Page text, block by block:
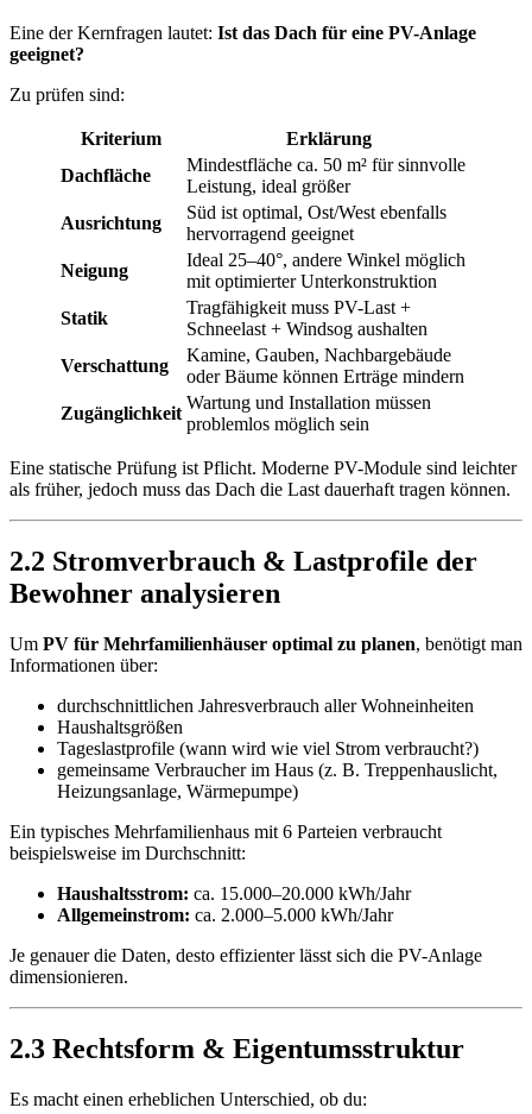
Eine der Kernfragen lautet: Ist das Dach für eine PV-Anlage
geeignet?
Zu prüfen sind:
Kriterium
Erklärung
Dachfläche
Mindestfläche ca. 50 m² für sinnvolle
Leistung, ideal größer
Ausrichtung
Süd ist optimal, Ost/West ebenfalls
hervorragend geeignet
Neigung
Ideal 25–40°, andere Winkel möglich
mit optimierter Unterkonstruktion
Statik
Tragfähigkeit muss PV-Last +
Schneelast + Windsog aushalten
Verschattung
Kamine, Gauben, Nachbargebäude
oder Bäume können Erträge mindern
Zugänglichkeit
Wartung und Installation müssen
problemlos möglich sein
Eine statische Prüfung ist Pflicht. Moderne PV-Module sind leichter
als früher, jedoch muss das Dach die Last dauerhaft tragen können.
2.2 Stromverbrauch & Lastprofile der
Bewohner analysieren
Um PV für Mehrfamilienhäuser optimal zu planen, benötigt man
Informationen über:
durchschnittlichen Jahresverbrauch aller Wohneinheiten
Haushaltsgrößen
Tageslastprofile (wann wird wie viel Strom verbraucht?)
gemeinsame Verbraucher im Haus (z. B. Treppenhauslicht,
Heizungsanlage, Wärmepumpe)
Ein typisches Mehrfamilienhaus mit 6 Parteien verbraucht
beispielsweise im Durchschnitt:
Haushaltsstrom: ca. 15.000–20.000 kWh/Jahr
Allgemeinstrom: ca. 2.000–5.000 kWh/Jahr
Je genauer die Daten, desto effizienter lässt sich die PV-Anlage
dimensionieren.
2.3 Rechtsform & Eigentumsstruktur
Es macht einen erheblichen Unterschied, ob du: